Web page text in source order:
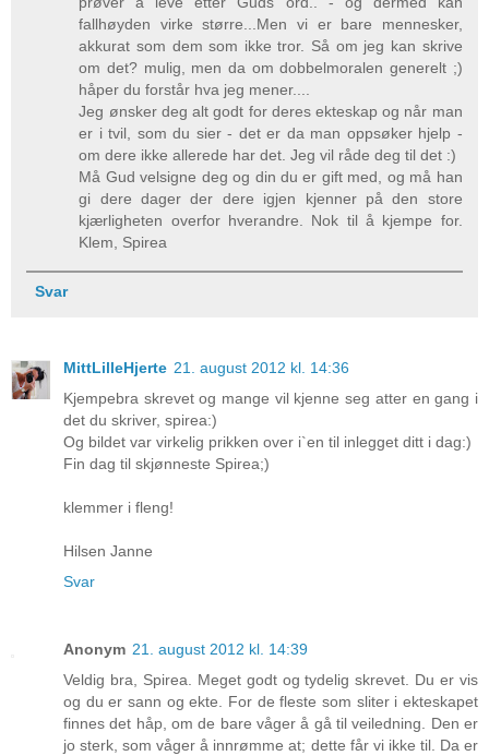
fallhøyden virke større...Men vi er bare mennesker,
akkurat som dem som ikke tror. Så om jeg kan skrive
om det? mulig, men da om dobbelmoralen generelt ;)
håper du forstår hva jeg mener....
Jeg ønsker deg alt godt for deres ekteskap og når man
er i tvil, som du sier - det er da man oppsøker hjelp -
om dere ikke allerede har det. Jeg vil råde deg til det :)
Må Gud velsigne deg og din du er gift med, og må han
gi dere dager der dere igjen kjenner på den store
kjærligheten overfor hverandre. Nok til å kjempe for.
Klem, Spirea
Svar
MittLilleHjerte 21. august 2012 kl. 14:36
Kjempebra skrevet og mange vil kjenne seg atter en gang i
det du skriver, spirea:)
Og bildet var virkelig prikken over i`en til inlegget ditt i dag:)
Fin dag til skjønneste Spirea;)
klemmer i fleng!
Hilsen Janne
Svar
Anonym 21. august 2012 kl. 14:39
Veldig bra, Spirea. Meget godt og tydelig skrevet. Du er vis
og du er sann og ekte. For de fleste som sliter i ekteskapet
finnes det håp, om de bare våger å gå til veiledning. Den er
jo sterk, som våger å innrømme at; dette får vi ikke til. Da er